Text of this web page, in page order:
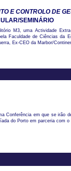
E CONTROLO DE
SEMINÁRIO
M3, uma Actividade
Faculdade de Ciências da
Ex-CEO da Marbor/
Conferência em que se irão
do Porto em parceria com o